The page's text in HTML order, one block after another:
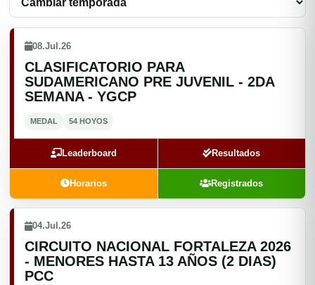
08.Jul.26
CLASIFICATORIO PARA
SUDAMERICANO PRE JUVENIL - 2DA
SEMANA - YGCP
MEDAL 54 HOYOS
Leaderboard Resultados
Horarios Registrados
04.Jul.26
CIRCUITO NACIONAL FORTALEZA 2026
- MENORES HASTA 13 AÑOS (2 DIAS)
PCC